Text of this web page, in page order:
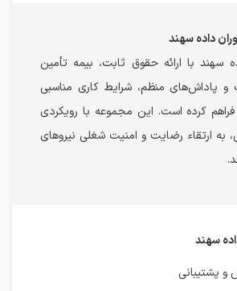
داده سهند
سهند با ارائه حقوق ثابت، بیمه تأمین
و پاداش‌های منظم، شرایط کاری مناسبی
فراهم کرده است. این مجموعه با رویکردی
به ارتقاء رضایت و امنیت شغلی نیروهای
سهند
و پشتیبانی